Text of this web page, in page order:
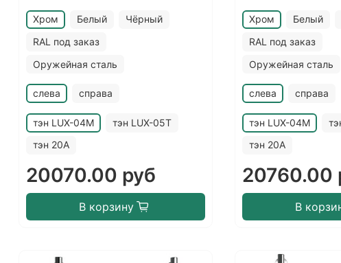
Хром Белый
Чёрный
RAL под заказ
Оружейная сталь
слева справа
тэн LUX-04M
тэн LUX-05T
тэн 20A
20070.00 руб
В корзину
Хром Белый
RAL под заказ
Оружейная сталь
слева справа
тэн LUX-04M
тэн 20A
20760.00
В